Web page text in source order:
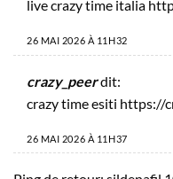
live crazy time italia
26 MAI 2026 À 11H32
crazy_peerdit:
crazy time esiti https://
26 MAI 2026 À 11H37